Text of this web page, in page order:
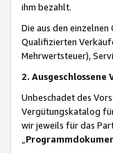
ihm bezahlt.
Die aus den einzelnen
Qualifizierten
Mehrwertsteuer),
2. Ausgeschlossene
Unbeschadet des
Vergütungskatalog
wir jeweils für das